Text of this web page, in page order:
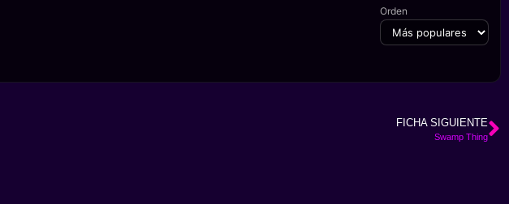
Orden
FICHA SIGUIENTE
Swamp Thing